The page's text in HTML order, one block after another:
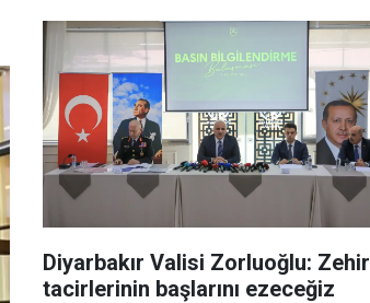
Diyarbakır Valisi Zorluoğlu: Zehir
tacirlerinin başlarını ezeceğiz